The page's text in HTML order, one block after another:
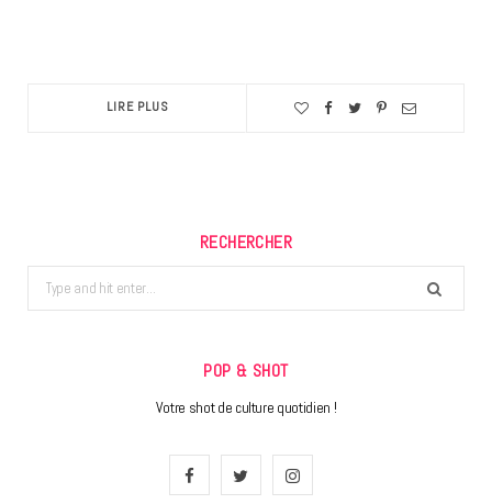
LIRE PLUS
RECHERCHER
Search
for:
POP & SHOT
Votre shot de culture quotidien !
F
I